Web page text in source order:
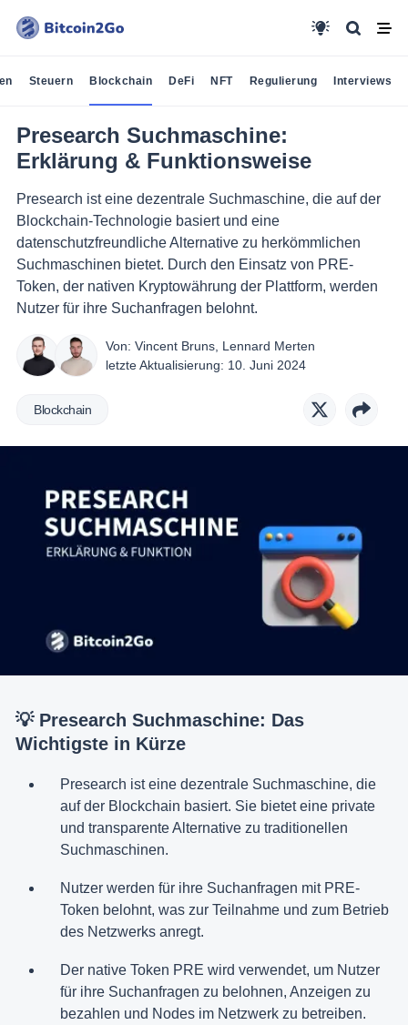
Steuern Blockchain DeFi NFT Regulierung Interviews
Presearch Suchmaschine:
Erklärung & Funktionsweise
Presearch ist eine dezentrale Suchmaschine, die auf der
Blockchain-Technologie basiert und eine
datenschutzfreundliche Alternative zu herkömmlichen
Suchmaschinen bietet. Durch den Einsatz von PRE-
Token, der nativen Kryptowährung der Plattform, werden
Nutzer für ihre Suchanfragen belohnt.
Von: Vincent Bruns Lennard Merten
letzte Aktualisierung: 10. Juni 2024
Blockchain
💡 Presearch Suchmaschine: Das
Wichtigste in Kürze
Presearch ist eine dezentrale Suchmaschine, die
auf der Blockchain basiert. Sie bietet eine private
und transparente Alternative zu traditionellen
Suchmaschinen.
Nutzer werden für ihre Suchanfragen mit PRE-
Token belohnt, was zur Teilnahme und zum Betrieb
des Netzwerks anregt.
Der native Token PRE wird verwendet, um Nutzer
für ihre Suchanfragen zu belohnen, Anzeigen zu
bezahlen und Nodes im Netzwerk zu betreiben.